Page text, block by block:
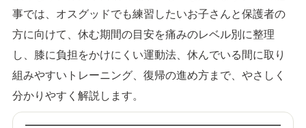
事では、オスグッドでも練習したいお子さんと保護者の
方に向けて、休む期間の目安を痛みのレベル別に整理
し、膝に負担をかけにくい運動法、休んでいる間に取り
組みやすいトレーニング、復帰の進め方まで、やさしく
分かりやすく解説します。